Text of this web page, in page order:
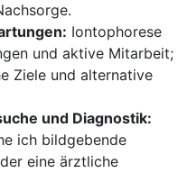
Iontophorese
und aktive Mitarbeit;
Ziele und alternative
und Diagnostik:
ich‍ bildgebende
eine ärztliche